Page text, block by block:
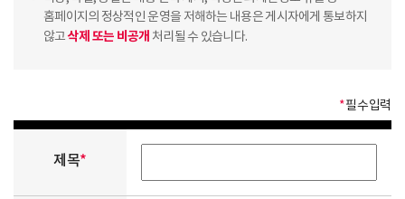
홈페이지의 정상적인 운영을 저해하는 내용은 게시자에게 통보하지
않고삭제 또는 비공개 처리될 수 있습니다.
*필수입력
제목*